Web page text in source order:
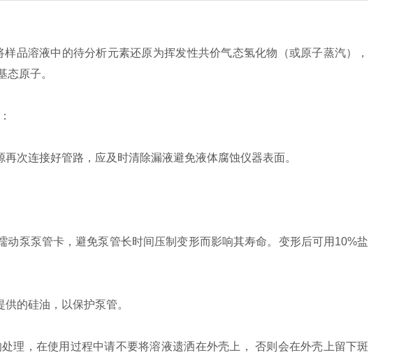
品溶液中的待分析元素还原为挥发性共价气态氢化物（或原子蒸汽），
原子。
次连接好管路，应及时清除漏液避免液体腐蚀仪器表面。
泵泵管卡，避免泵管长时间压制变形而影响其寿命。变形后可用10%盐
的硅油，以保护泵管。
理，在使用过程中请不要将溶液遗洒在外壳上， 否则会在外壳上留下斑